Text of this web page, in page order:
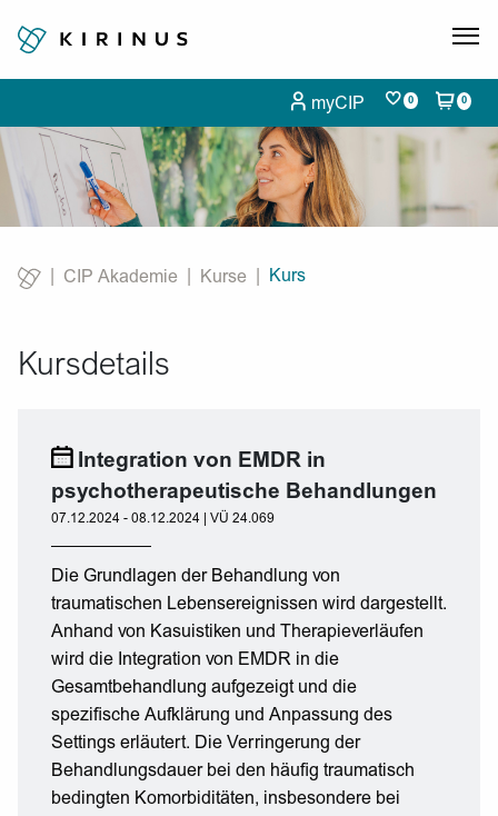
myCIP 0 0
CIP Akademie Kurse
Current:
Kurs
Kursdetails
Integration von EMDR in
psychotherapeutische Behandlungen
07.12.2024 - 08.12.2024 | VÜ 24.069
Die Grundlagen der Behandlung von
traumatischen Lebensereignissen wird dargestellt.
Anhand von Kasuistiken und Therapieverläufen
wird die Integration von EMDR in die
Gesamtbehandlung aufgezeigt und die
spezifische Aufklärung und Anpassung des
Settings erläutert. Die Verringerung der
Behandlungsdauer bei den häufig traumatisch
bedingten Komorbiditäten, insbesondere bei